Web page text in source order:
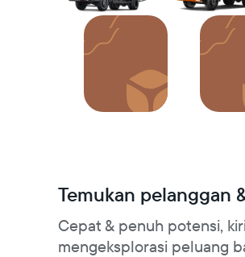
Temukan pelanggan
Cepat & penuh potensi,
mengeksplorasi peluang